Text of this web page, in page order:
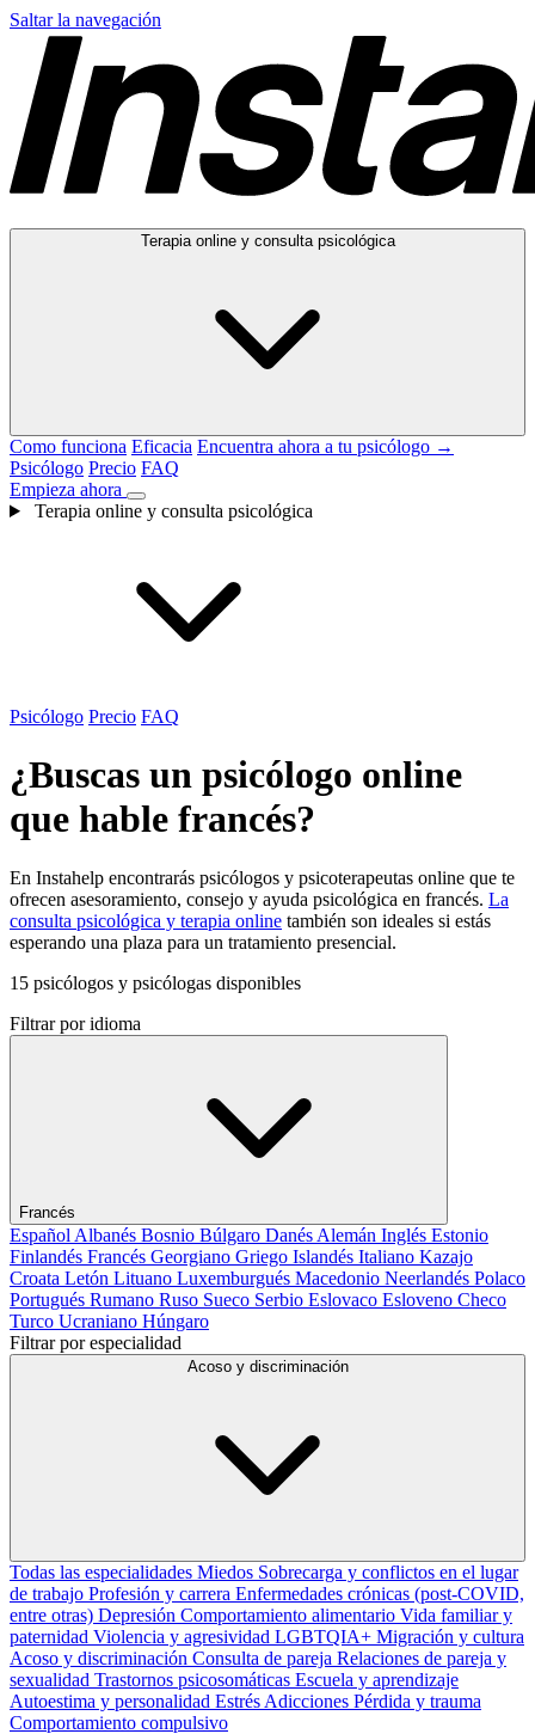
Saltar la navegación
Terapia online y consulta psicológica
Como funciona Eficacia Encuentra ahora a tu psicólogo →
Psicólogo Precio FAQ
Empieza ahora
Terapia online y consulta psicológica
Psicólogo Precio FAQ
¿Buscas un psicólogo online
que hable francés?
En Instahelp encontrarás psicólogos y psicoterapeutas online que te
ofrecen asesoramiento, consejo y ayuda psicológica en francés. La
consulta psicológica y terapia online también son ideales si estás
esperando una plaza para un tratamiento presencial.
15 psicólogos y psicólogas disponibles
Filtrar por idioma
Francés
Español Albanés Bosnio Búlgaro Danés Alemán Inglés Estonio
Finlandés Francés Georgiano Griego Islandés Italiano Kazajo
Croata Letón Lituano Luxemburgués Macedonio Neerlandés Polaco
Portugués Rumano Ruso Sueco Serbio Eslovaco Esloveno Checo
Turco Ucraniano Húngaro
Filtrar por especialidad
Acoso y discriminación
Todas las especialidades Miedos Sobrecarga y conflictos en el lugar
de trabajo Profesión y carrera Enfermedades crónicas (post-COVID,
entre otras) Depresión Comportamiento alimentario Vida familiar y
paternidad Violencia y agresividad LGBTQIA+ Migración y cultura
Acoso y discriminación Consulta de pareja Relaciones de pareja y
sexualidad Trastornos psicosomáticas Escuela y aprendizaje
Autoestima y personalidad Estrés Adicciones Pérdida y trauma
Comportamiento compulsivo